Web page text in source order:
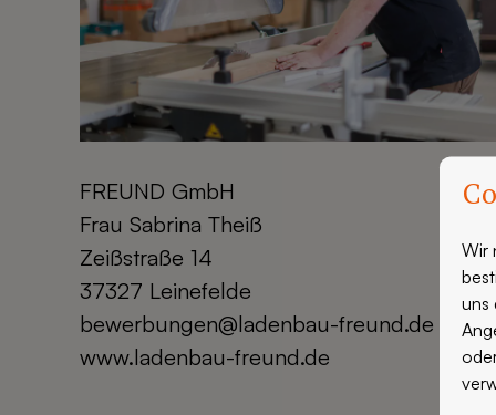
FREUND GmbH
Frau Sabrina Theiß
Zeißstraße 14
37327 Leinefelde
bewerbungen@ladenbau-freund.de
www.ladenbau-freund.de
Wir
uns